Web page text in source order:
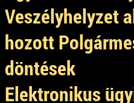
Veszélyhelyzet
hozott
döntések
Elektronikus